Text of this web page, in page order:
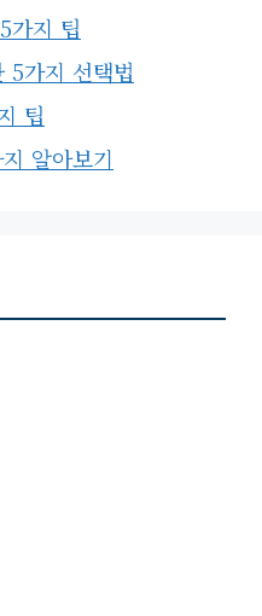
가지 팁
5가지 선택법
팁
알아보기